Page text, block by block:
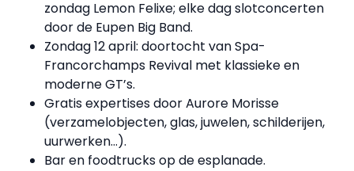
zondag Lemon Felixe; elke dag slotconcerten
door de Eupen Big Band.
Zondag 12 april: doortocht van Spa-
Francorchamps Revival met klassieke en
moderne GT’s.
Gratis expertises door Aurore Morisse
(verzamelobjecten, glas, juwelen, schilderijen,
uurwerken…).
Bar en foodtrucks op de esplanade.